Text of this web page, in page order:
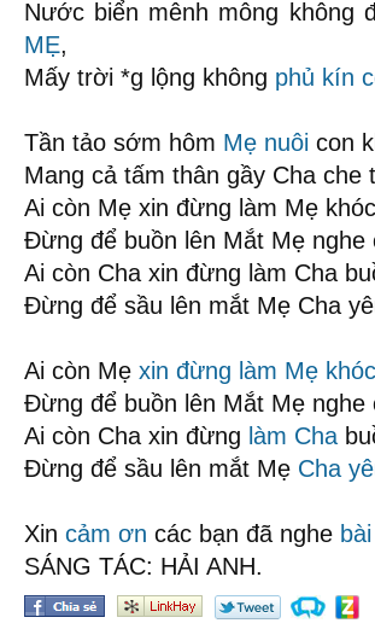
Nước biển mênh mông không
MẸ,
Mấy trời *g lộng không phủ kín
Tần tảo sớm hôm Mẹ nuôi con
Mang cả tấm thân gầy Cha che
Ai còn Mẹ xin đừng làm Mẹ
Đừng để buồn lên Mắt Mẹ nghe
Ai còn Cha xin đừng làm Cha
Đừng để sầu lên mắt Mẹ Cha
Ai còn Mẹ xin đừng làm Mẹ khóc
Đừng để buồn lên Mắt Mẹ nghe
Ai còn Cha xin đừng làm Cha
Đừng để sầu lên mắt Mẹ Cha
Xin cảm ơn các bạn đã nghe
SÁNG TÁC: HẢI ANH.